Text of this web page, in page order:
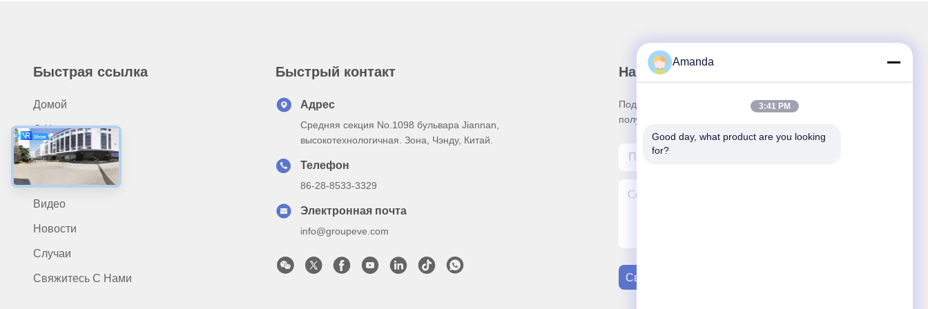
Быстрая ссылка
Домой
О Нас
Продукты
Видео
Новости
Случаи
Свяжитесь С Нами
Быстрый контакт
Адрес
Средняя секция No.1098 бульвара Jiannan,
высокотехнологичная. Зона, Чэнду, Китай.
Телефон
86-28-8533-3329
Электронная почта
info@groupeve.com
Наш бюллетень
Подпишитесь на нашу информационную рассылку для
получения скидок и прочего.
Свяжитесь С Нами
Amanda
3:41 PM
Good day, what product are you looking
for?